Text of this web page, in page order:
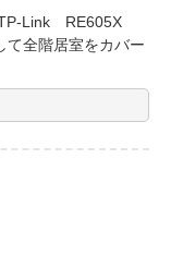
TP-Link RE605X
全階居室をカバー